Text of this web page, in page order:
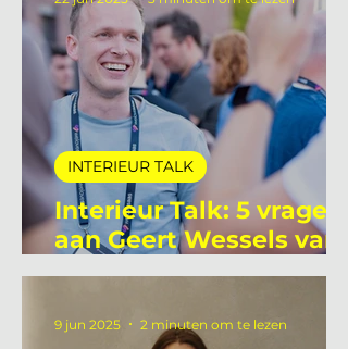
Interieur Talk: 5 vragen
Unlit Studio
INTERIEUR TALK
22 jun 2025 3 minuten om te lezen